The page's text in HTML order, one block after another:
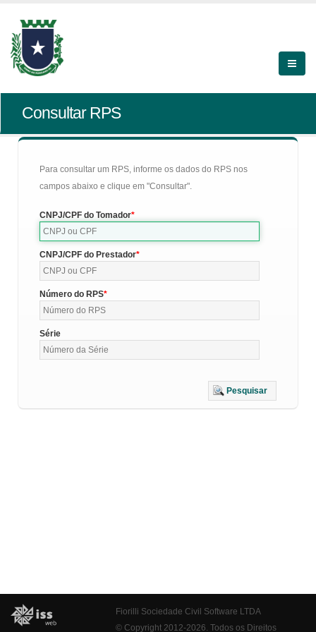
Consultar RPS
Para consultar um RPS, informe os dados do RPS nos
campos abaixo e clique em "Consultar".
CNPJ/CPF do Tomador
CNPJ/CPF do Prestador
Número do RPS
Série
Pesquisar
Fiorilli Sociedade Civil Software LTDA
© Copyright 2012-2026. Todos os Direitos